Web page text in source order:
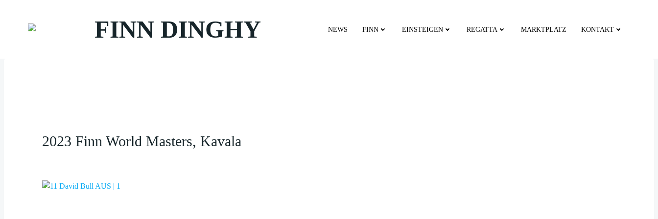
FINN DINGHY NEWS FINN EINSTEIGEN REGATTA MARKTPLATZ KONTAKT
2023 Finn World Masters, Kavala